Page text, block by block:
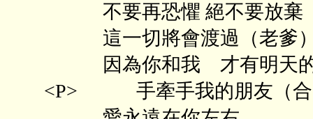
不要再恐懼 絕不要放棄（
這一切將會渡過（老爹
因為你和我 才有明天的
<P> 手牽手我的朋友（合